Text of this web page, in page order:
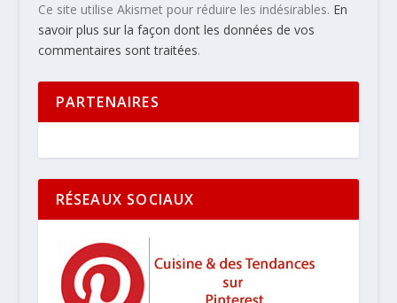
Ce site utilise Akismet pour réduire les indésirables. En
savoir plus sur la façon dont les données de vos
commentaires sont traitées.
PARTENAIRES
RÉSEAUX SOCIAUX